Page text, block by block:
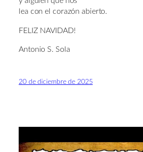
lea con el corazón abierto.
FELIZ NAVIDAD!
Antonio S. Sola
20 de diciembre de 2025